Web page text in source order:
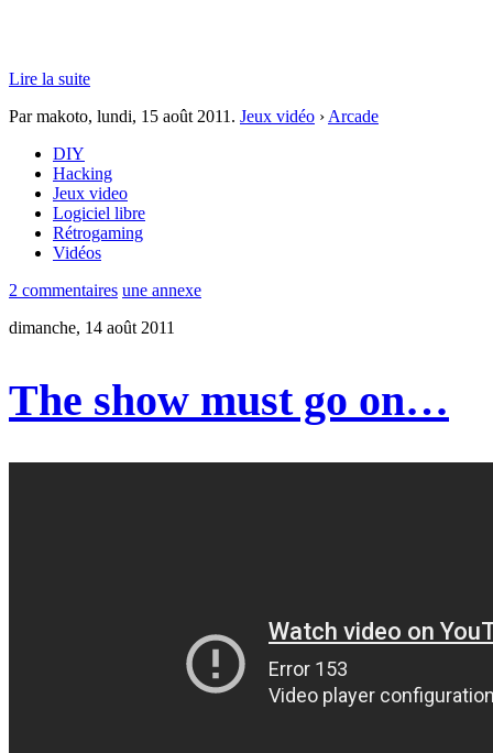
Lire la suite
Par makoto, lundi, 15 août 2011 . Jeux vidéo › Arcade
DIY
Hacking
Jeux video
Logiciel libre
Rétrogaming
Vidéos
2 commentaires une annexe
dimanche, 14 août 2011
The show must go on…